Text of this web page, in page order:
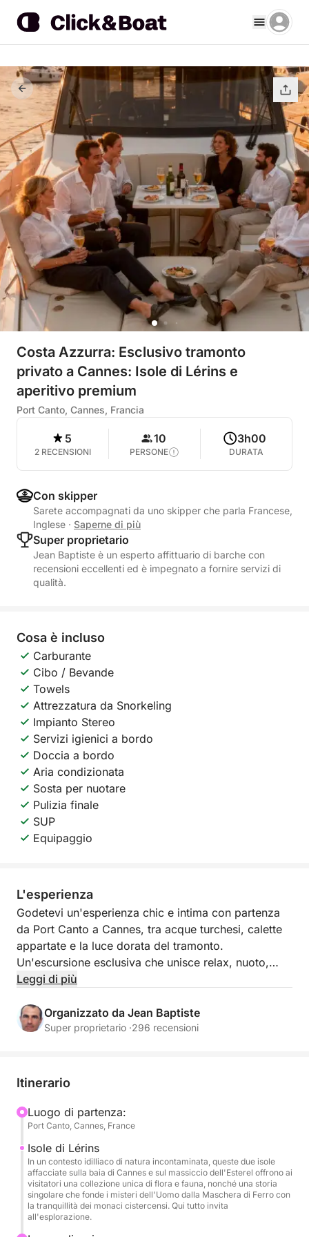
Costa Azzurra: Esclusivo tramonto
privato a Cannes: Isole di Lérins e
aperitivo premium
Port Canto, Cannes, Francia
5
2 RECENSIONI
10
PERSONE
3h00
DURATA
Con skipper
Sarete accompagnati da uno skipper che parla Francese,
Inglese · Saperne di più
Super proprietario
Jean Baptiste è un esperto affittuario di barche con
recensioni eccellenti ed è impegnato a fornire servizi di
qualità.
Cosa è incluso
Carburante
Cibo / Bevande
Towels
Attrezzatura da Snorkeling
Impianto Stereo
Servizi igienici a bordo
Doccia a bordo
Aria condizionata
Sosta per nuotare
Pulizia finale
SUP
Equipaggio
L'esperienza
Godetevi un'esperienza chic e intima con partenza
da Port Canto a Cannes, tra acque turchesi, calette
appartate e la luce dorata del tramonto.
Un'escursione esclusiva che unisce relax, nuoto,
snorkeling, escursioni in scooter subacqueo e un
delle Isole di Lérins.
Accomodatevi a bordo e lasciate che il vostro
nel cuore del Mediterraneo.
Navigazione eccezionale alle Isole di Lérins
Dirigetevi verso le famose Isole di Lérins, veri gioielli
naturali al largo della costa di Cannes. Navigate tra
le acque cristalline dell'Île Sainte-Marguerite e le
calette selvagge dell'Île Saint-Honorat, in
Leggi di più
Organizzato da Jean Baptiste
Super proprietario ·296 recensioni
Itinerario
Luogo di partenza:
Port Canto, Cannes, France
Isole di Lérins
In un contesto idilliaco di natura incontaminata, queste due isole
affacciate sulla baia di Cannes e sul massiccio dell'Esterel offrono ai
visitatori una collezione unica di flora e fauna, nonché una storia
singolare che fonde i misteri dell'Uomo dalla Maschera di Ferro con
la tranquillità dei monaci cistercensi. Qui tutto invita
all'esplorazione.